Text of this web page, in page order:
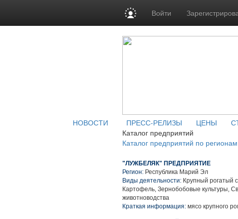
Войти
НОВОСТИ ПРЕСС-РЕЛИЗЫ ЦЕНЫ
Каталог предприятий
Каталог предприятий по регионам
"ЛУЖБЕЛЯК" ПРЕДПРИЯТИЕ
Регион: Республика Марий Эл
Виды деятельности: Крупный рогатый
Картофель, Зернобобовые культуры,
животноводства
Краткая информация: мясо крупного